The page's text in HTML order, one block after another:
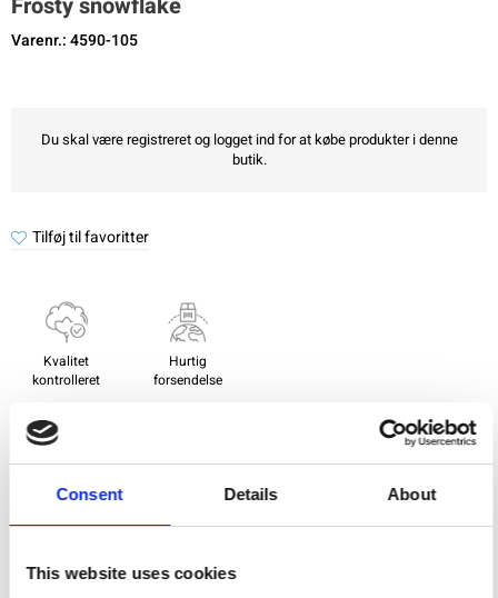
Consent Details About
This website uses cookies
Varenr.: 4590-105
Du skal være registreret og logget ind for at købe produkter i denne
butik.
Tilføj til favoritter
Kvalitet
kontrolleret
Hurtig
forsendelse
Specifikation
Bredde
112,00
Materiale